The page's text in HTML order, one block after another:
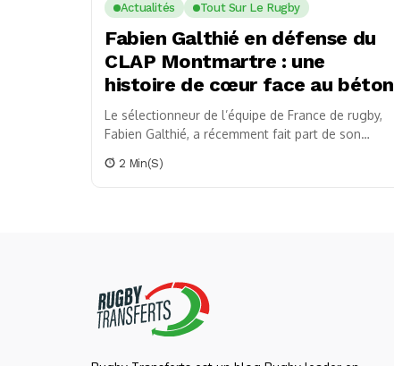
Actualités Tout Sur Le Rugby
Fabien Galthié en défense du
CLAP Montmartre : une
histoire de cœur face au béton
Le sélectionneur de l’équipe de France de rugby,
Fabien Galthié, a récemment fait part de son
(CLAP),...
2 Min(s)